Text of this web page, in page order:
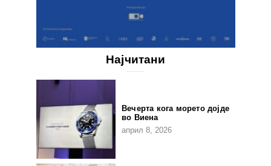
Најчитани
Вечерта кога морето дојде
во Виена
април 8, 2026